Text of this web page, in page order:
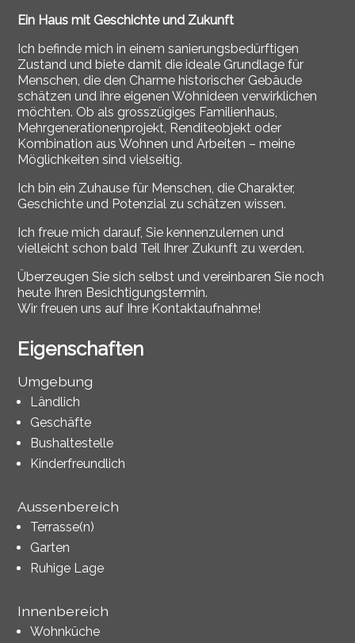
Ein Haus mit Geschichte und Zukunft
Ich befinde mich in einem sanierungsbedürftigen
Zustand und biete damit die ideale Grundlage für
Menschen, die den Charme historischer Gebäude
schätzen und ihre eigenen Wohnideen verwirklichen
möchten. Ob als grosszügiges Familienhaus,
Mehrgenerationenprojekt, Renditeobjekt oder
Kombination aus Wohnen und Arbeiten – meine
Möglichkeiten sind vielseitig.
Ich bin ein Zuhause für Menschen, die Charakter,
Geschichte und Potenzial zu schätzen wissen.
Ich freue mich darauf, Sie kennenzulernen und
vielleicht schon bald Teil Ihrer Zukunft zu werden.
Überzeugen Sie sich selbst und vereinbaren Sie noch
heute Ihren Besichtigungstermin.
Wir freuen uns auf Ihre Kontaktaufnahme!
Eigenschaften
Umgebung
Ländlich
Geschäfte
Bushaltestelle
Kinderfreundlich
Aussenbereich
Terrasse(n)
Garten
Ruhige Lage
Innenbereich
Wohnküche